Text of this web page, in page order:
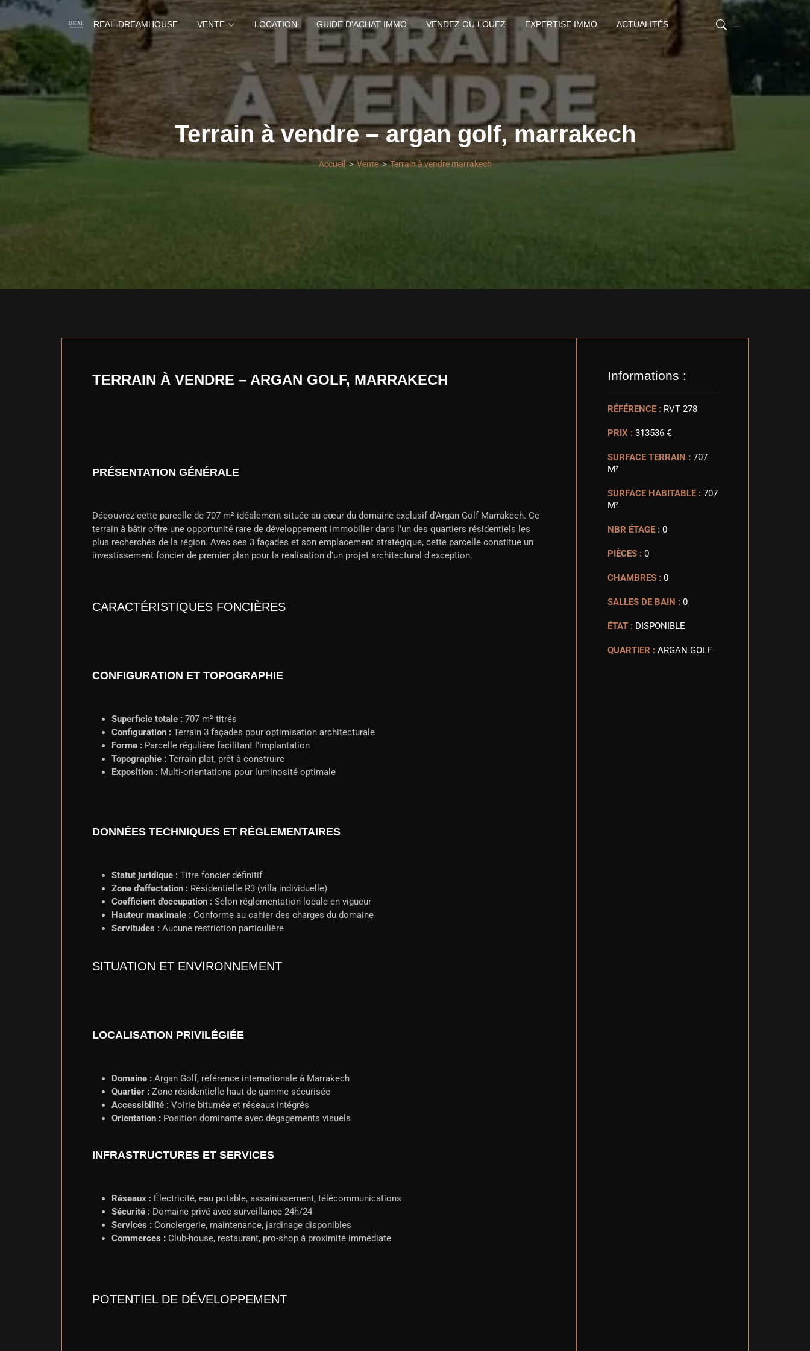
REAL-DREAMHOUSE VENTE LOCATION GUIDE D'ACHAT IMMO VENDEZ OU LOUEZ EXPERTISE IMMO ACTUALITÉS
Terrain à vendre – argan golf, marrakech
Accueil Vente Terrain à vendre marrakech
TERRAIN À VENDRE – ARGAN GOLF, MARRAKECH
PRÉSENTATION GÉNÉRALE
Découvrez cette parcelle de 707 m² idéalement située au cœur du domaine exclusif d'Argan Golf Marrakech. Ce
terrain à bâtir offre une opportunité rare de développement immobilier dans l'un des quartiers résidentiels les
plus recherchés de la région. Avec ses 3 façades et son emplacement stratégique, cette parcelle constitue un
investissement foncier de premier plan pour la réalisation d'un projet architectural d'exception.
CARACTÉRISTIQUES FONCIÈRES
CONFIGURATION ET TOPOGRAPHIE
Superficie totale : 707 m² titrés
Configuration : Terrain 3 façades pour optimisation architecturale
Forme : Parcelle régulière facilitant l'implantation
Topographie : Terrain plat, prêt à construire
Exposition : Multi-orientations pour luminosité optimale
DONNÉES TECHNIQUES ET RÉGLEMENTAIRES
Statut juridique : Titre foncier définitif
Zone d'affectation : Résidentielle R3 (villa individuelle)
Coefficient d'occupation : Selon réglementation locale en vigueur
Hauteur maximale : Conforme au cahier des charges du domaine
Servitudes : Aucune restriction particulière
SITUATION ET ENVIRONNEMENT
LOCALISATION PRIVILÉGIÉE
Domaine : Argan Golf, référence internationale à Marrakech
Quartier : Zone résidentielle haut de gamme sécurisée
Accessibilité : Voirie bitumée et réseaux intégrés
Orientation : Position dominante avec dégagements visuels
INFRASTRUCTURES ET SERVICES
Réseaux : Électricité, eau potable, assainissement, télécommunications
Sécurité : Domaine privé avec surveillance 24h/24
Services : Conciergerie, maintenance, jardinage disponibles
Commerces : Club-house, restaurant, pro-shop à proximité immédiate
POTENTIEL DE DÉVELOPPEMENT
Informations :
RÉFÉRENCE : RVT 278
PRIX : 313536 €
SURFACE TERRAIN : 707
M²
SURFACE HABITABLE : 707
M²
NBR ÉTAGE : 0
PIÈCES : 0
CHAMBRES : 0
SALLES DE BAIN : 0
ÉTAT : DISPONIBLE
QUARTIER : ARGAN GOLF